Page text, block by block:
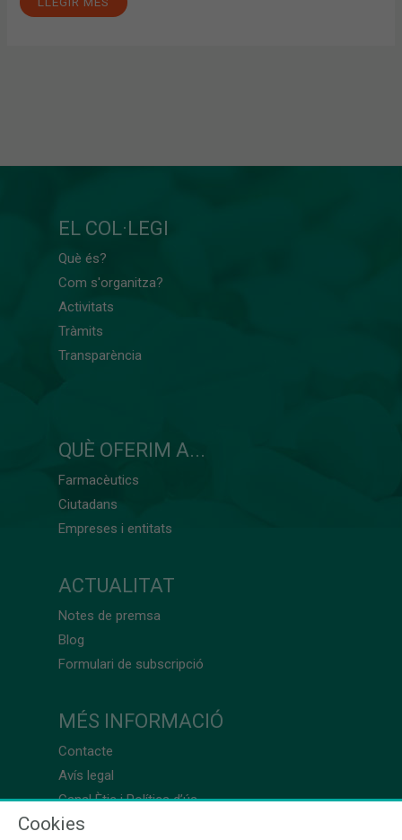
EL COL·LEGI
Què és?
Com s'organitza?
Activitats
Tràmits
Transparència
QUÈ OFERIM A...
Farmacèutics
Ciutadans
Empreses i entitats
ACTUALITAT
Notes de premsa
Blog
Formulari de subscripció
MÉS INFORMACIÓ
Contacte
Avís legal
Canal Ètic i Política d’ús
Cookies